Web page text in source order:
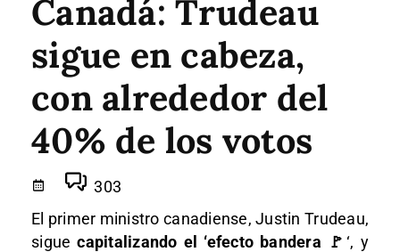
Canadá: Trudeau
sigue en cabeza,
con alrededor del
40% de los votos
303
El primer ministro canadiense, Justin Trudeau,
siguecapitalizando el ‘efecto bandera 🚩‘, y